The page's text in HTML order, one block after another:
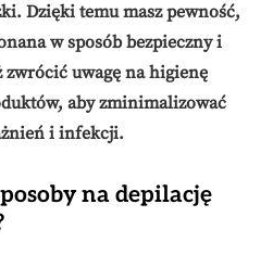
Dzięki temu masz pewność,
w sposób bezpieczny i
uwagę na higienę
aby zminimalizować
i infekcji.
na depilację